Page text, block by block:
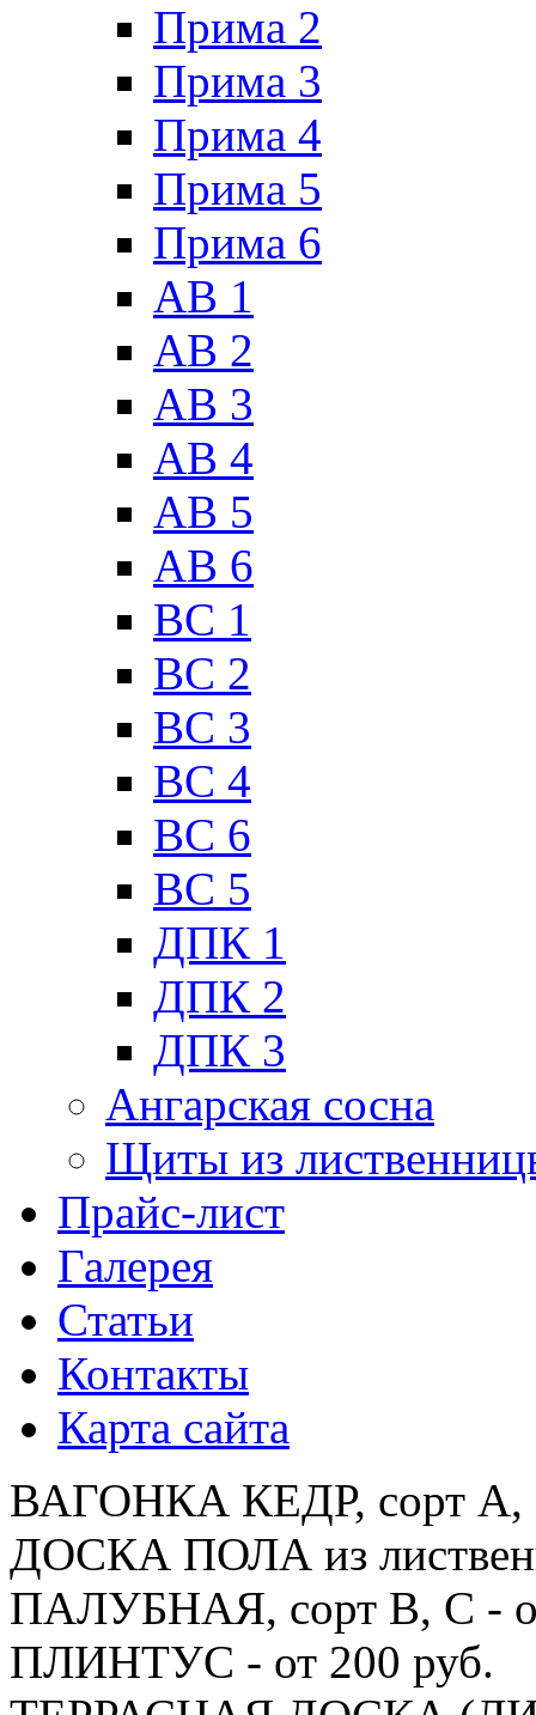
Прима 2
Прима 3
Прима 4
Прима 5
Прима 6
АВ 1
АВ 2
АВ 3
АВ 4
АВ 5
АВ 6
ВС 1
ВС 2
ВС 3
ВС 4
ВС 6
ВС 5
ДПК 1
ДПК 2
ДПК 3
Ангарская сосна
Щиты из
Прайс-лист
Галерея
Статьи
Контакты
Карта сайта
ВАГОНКА КЕДР, сорт А,
ДОСКА ПОЛА из
ПАЛУБНАЯ, сорт В, С -
ПЛИНТУС - от 200 руб.